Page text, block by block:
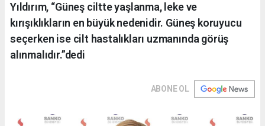
Yıldırım, “Güneş ciltte yaşlanma, leke ve
kırışıklıkların en büyük nedenidir. Güneş koruyucu
seçerken ise cilt hastalıkları uzmanında görüş
alınmalıdır.”dedi
ABONE OL